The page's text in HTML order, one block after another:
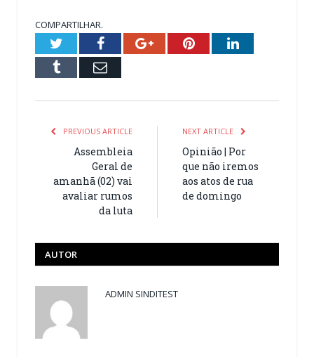
COMPARTILHAR.
TwitterFacebookGoogle+PinterestLinkedIn
Tumblr Email
PREVIOUS ARTICLE
Assembleia
Geral de
amanhã (02) vai
avaliar rumos
da luta
NEXT ARTICLE
Opinião | Por
que não iremos
aos atos de rua
de domingo
AUTOR
ADMIN SINDITEST